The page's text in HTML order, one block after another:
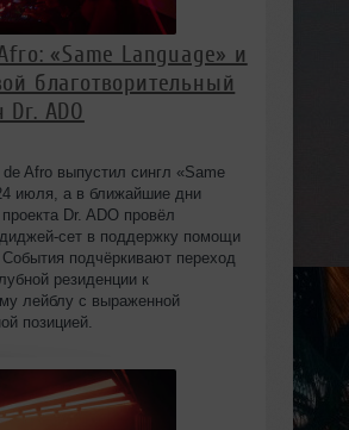
Afro: «Same Language» и
благотворительный
Dr. ADO
de Afro выпустил сингл «Same
июля, а в ближайшие дни
проекта Dr. ADO провёл
диджей‑сет в поддержку помощи
подчёркивают переход
резиденции к
лейблу с выраженной
позицией.